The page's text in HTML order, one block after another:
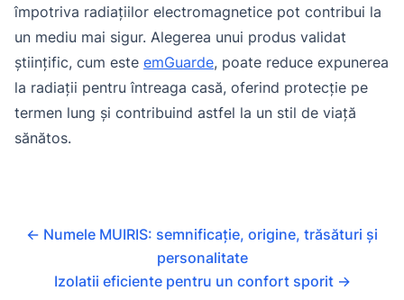
împotriva radiațiilor electromagnetice pot contribui la
un mediu mai sigur. Alegerea unui produs validat
științific, cum este emGuarde, poate reduce expunerea
la radiații pentru întreaga casă, oferind protecție pe
termen lung și contribuind astfel la un stil de viață
sănătos.
← Numele MUIRIS: semnificație, origine, trăsături și
personalitate
Izolatii eficiente pentru un confort sporit →